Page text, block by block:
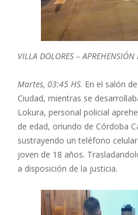
VILLA DOLORES –
Martes, 03:45 HS. En el salón
Ciudad, mientras se
Lokura, personal policial
de edad, oriundo de Córdoba
sustrayendo un teléfono
joven de 18 años.
a disposición de la justicia.